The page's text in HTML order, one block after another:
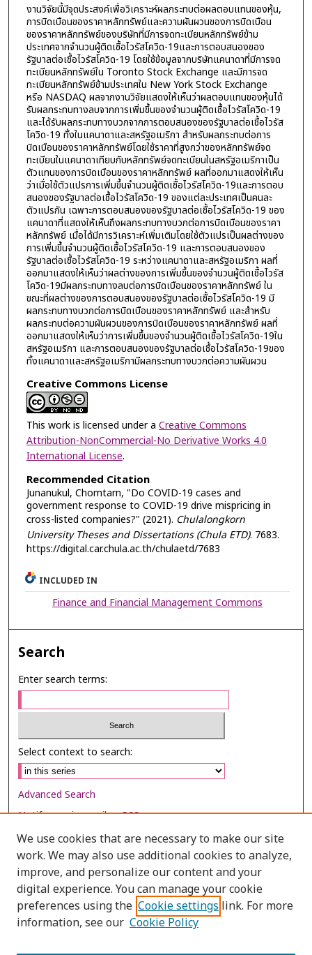
งานวิจัยนี้มีจุดประสงค์เพื่อวิเคราะห์ผลกระทบต่อผลตอบแทนของหุ้น,
การบิดเบือนของราคาหลักทรัพย์และความผันผวนของการบิดเบือน
ของราคาหลักทรัพย์ของบริษัทที่มีการจดทะเบียนหลักทรัพย์ข้าม
ประเทศจากจำนวนผู้ติดเชื้อไวรัสโควิด-19และการตอบสนองของ
รัฐบาลต่อเชื้อไวรัสโควิด-19 โดยใช้ข้อมูลจากบริษัทแคนาดาที่มีการจด
ทะเบียนหลักทรัพย์ใน Toronto Stock Exchange และมีการจด
ทะเบียนหลักทรัพย์ข้ามประเทศใน New York Stock Exchange
หรือ NASDAQ ผลจากงานวิจัยแสดงให้เห็นว่าผลตอบแทนของหุ้นได้
รับผลกระทบทางลบจากการเพิ่มขึ้นของจำนวนผู้ติดเชื้อไวรัสโควิด-19
และได้รับผลกระทบทางบวกจากการตอบสนองของรัฐบาลต่อเชื้อไวรัส
โควิด-19 ทั้งในแคนาดาและสหรัฐอเมริกา สำหรับผลกระทบต่อการ
บิดเบือนของราคาหลักทรัพย์โดยใช้ราคาที่สูงกว่าของหลักทรัพย์จด
ทะเบียนในแคนาดาเทียบกับหลักทรัพย์จดทะเบียนในสหรัฐอเมริกาเป็น
ตัวแทนของการบิดเบือนของราคาหลักทรัพย์ ผลที่ออกมาแสดงให้เห็น
ว่าเมื่อใช้ตัวแปรการเพิ่มขึ้นจำนวนผู้ติดเชื้อไวรัสโควิด-19และการตอบ
สนองของรัฐบาลต่อเชื้อไวรัสโควิด-19 ของแต่ละประเทศเป็นคนละ
ตัวแปรกัน เฉพาะการตอบสนองของรัฐบาลต่อเชื้อไวรัสโควิด-19 ของ
แคนาดาที่แสดงให้เห็นถึงผลกระทบทางบวกต่อการบิดเบือนของราคา
หลักทรัพย์ เมื่อได้มีการวิเคราะห์เพิ่มเติมโดยใช้ตัวแปรเป็นผลต่างของ
การเพิ่มขึ้นจำนวนผู้ติดเชื้อไวรัสโควิด-19 และการตอบสนองของ
รัฐบาลต่อเชื้อไวรัสโควิด-19 ระหว่างแคนาดาและสหรัฐอเมริกา ผลที่
ออกมาแสดงให้เห็นว่าผลต่างของการเพิ่มขึ้นของจำนวนผู้ติดเชื้อไวรัส
โควิด-19มีผลกระทบทางลบต่อการบิดเบือนของราคาหลักทรัพย์ ใน
ขณะที่ผลต่างของการตอบสนองของรัฐบาลต่อเชื้อไวรัสโควิด-19 มี
ผลกระทบทางบวกต่อการบิดเบือนของราคาหลักทรัพย์ และสำหรับ
ผลกระทบต่อความผันผวนของการบิดเบือนของราคาหลักทรัพย์ ผลที่
ออกมาแสดงให้เห็นว่าการเพิ่มขึ้นของจำนวนผู้ติดเชื้อไวรัสโควิด-19ใน
สหรัฐอเมริกา และการตอบสนองของรัฐบาลต่อเชื้อไวรัสโควิด-19ของ
ทั้งแคนาดาและสหรัฐอเมริกามีผลกระทบทางบวกต่อความผันผวน
Creative Commons License
This work is licensed under a Creative Commons
Attribution-NonCommercial-No Derivative Works 4.0
International License.
Recommended Citation
Junanukul, Chomtarn, "Do COVID-19 cases and
government response to COVID-19 drive mispricing in
cross-listed companies?" (2021). Chulalongkorn
University Theses and Dissertations (Chula ETD). 7683.
https://digital.car.chula.ac.th/chulaetd/7683
INCLUDED IN
Finance and Financial Management Commons
Search
Enter search terms:
Select context to search:
Advanced Search
Notify me via email orRSS
Browse
Collections
Disciplines
Authors
We use cookies that are necessary to make our site
work. We may also use additional cookies to analyze,
improve, and personalize our content and your
digital experience. You can manage your cookie
preferences using the Cookie settings link. For more
information, see our Cookie Policy